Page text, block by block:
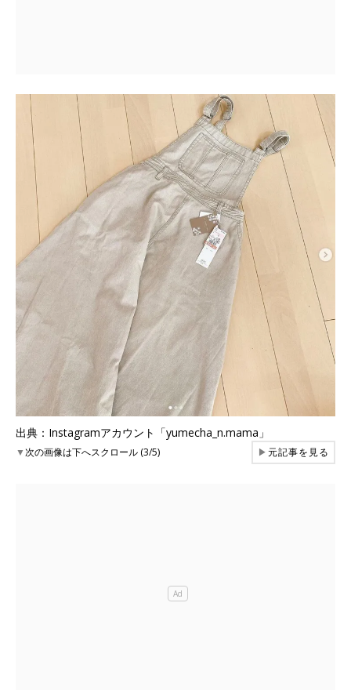
出典：Instagramアカウント「yumecha_n.mama」
▼次の画像は下へスクロール (3/5) ▶元記事を見る